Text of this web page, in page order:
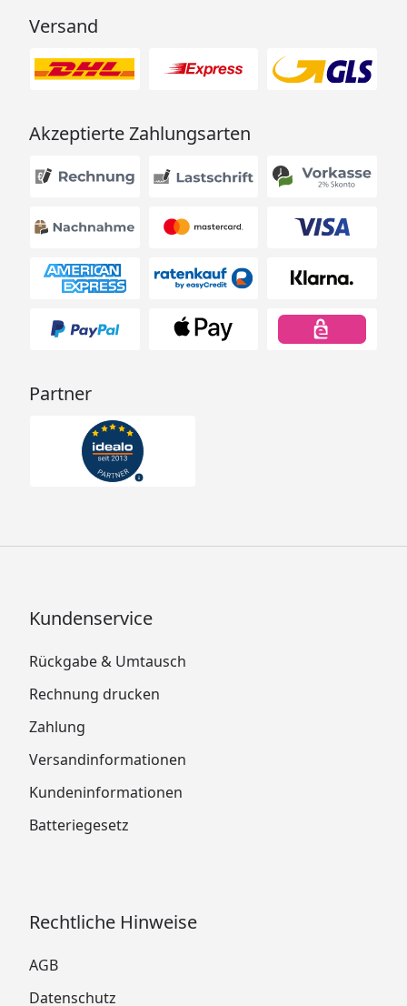
Versand
Akzeptierte Zahlungsarten
Partner
Kundenservice
Rückgabe & Umtausch
Rechnung drucken
Zahlung
Versandinformationen
Kundeninformationen
Batteriegesetz
Rechtliche Hinweise
AGB
Datenschutz